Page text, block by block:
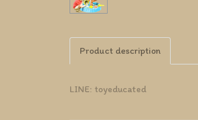
Product description
LINE: toyeducated